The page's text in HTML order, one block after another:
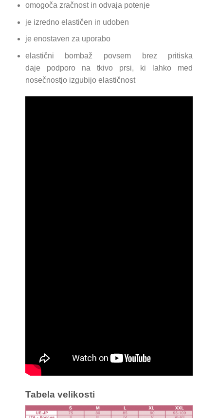
omogoča zračnost in odvaja potenje
je izredno elastičen in udoben
je enostaven za uporabo
elastični bombaž povsem brez pritiska
daje podporo na tkivo prsi, ki lahko med
nosečnostjo izgubijo elastičnost
Tabela velikosti